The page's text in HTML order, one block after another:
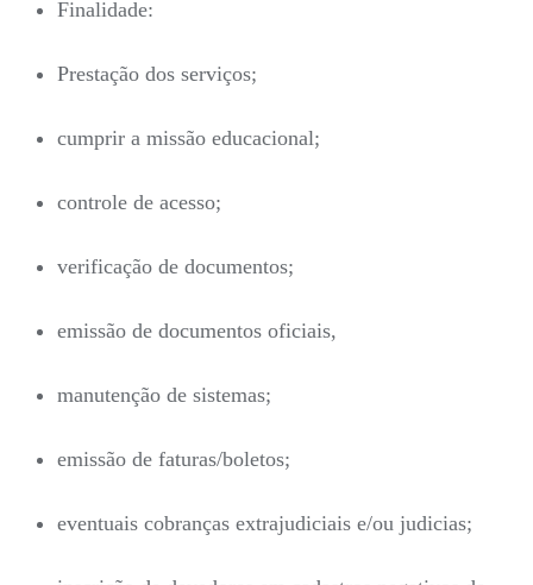
Finalidade:
Prestação dos serviços;
cumprir a missão educacional;
controle de acesso;
verificação de documentos;
emissão de documentos oficiais,
manutenção de sistemas;
emissão de faturas/boletos;
eventuais cobranças extrajudiciais e/ou judicias;